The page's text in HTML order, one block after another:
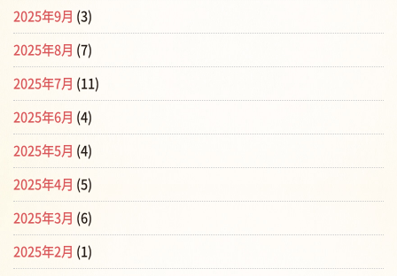
2025年9月 (3)
2025年8月 (7)
2025年7月 (11)
2025年6月 (4)
2025年5月 (4)
2025年4月 (5)
2025年3月 (6)
2025年2月 (1)